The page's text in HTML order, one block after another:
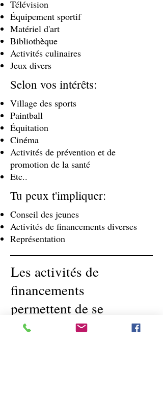
Télévision
Équipement sportif
Matériel d'art
Bibliothèque
Activités culinaires
Jeux divers
Selon vos intérêts:
Village des sports
Paintball
Équitation
Cinéma
Activités de prévention et de
promotion de la santé
Etc..
Tu peux t'impliquer:
Conseil des jeunes
Activités de financements diverses
Représentation
Les activités de
financements
permettent de se
procurer du nouveau